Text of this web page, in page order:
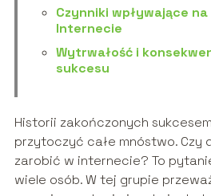
Czynniki wpływające
Internecie
Wytrwałość i
sukcesu
Historii zakończonych
przytoczyć całe mnóstwo. Czy
zarobić w internecie? To
wiele osób. W tej grupie